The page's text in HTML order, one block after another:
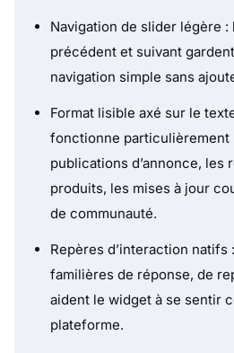
CTA Follow : le bouton
un chemin direct vers le
Idéal pour
Sites web de SaaS et de
Sections de mises à jour de
Blocs de communauté ou